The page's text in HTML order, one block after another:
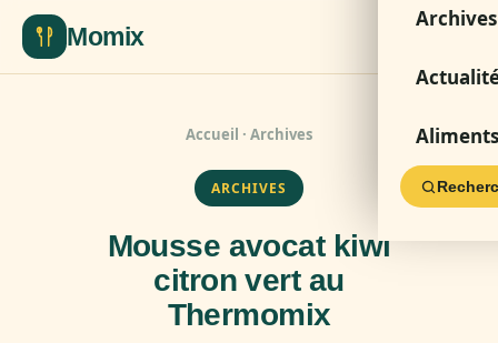
Momix
Archives
Aliments
Accueil · Archives
ARCHIVES
Mousse avocat kiwi
citron vert au
Thermomix